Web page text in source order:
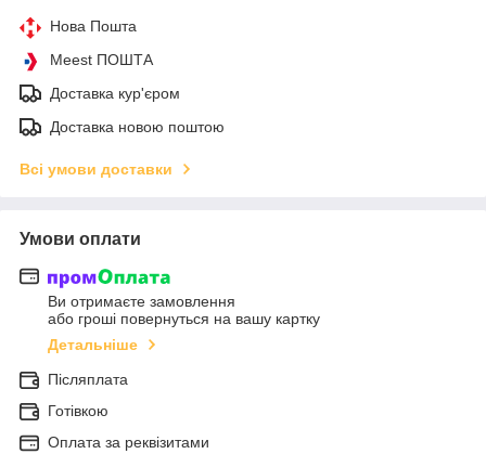
Нова Пошта
Meest ПОШТА
Доставка кур'єром
Доставка новою поштою
Всі умови доставки
Умови оплати
Ви отримаєте замовлення
або гроші повернуться на вашу картку
Детальніше
Післяплата
Готівкою
Оплата за реквізитами